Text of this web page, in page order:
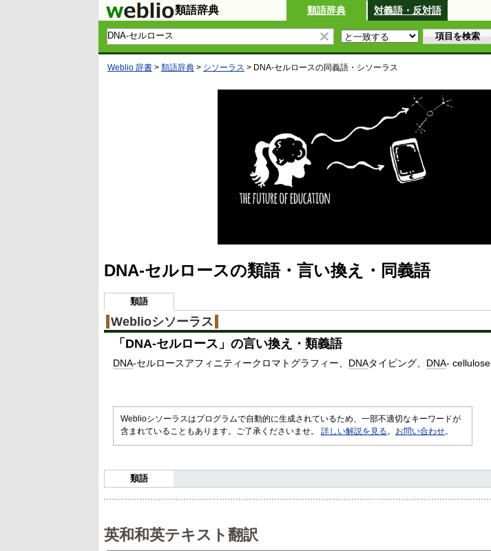
類語辞典 類語辞典 対義語・反対語
Weblio 辞書 > 類語辞典 > シソーラス > DNA-セルロースの同義語・シソーラス
DNA-セルロースの類語・言い換え・同義語
類語
Weblioシソーラス
「 DNA-セルロース 」の言い換え・類義語
DNA-セルロースアフィニティークロマトグラフィー DNAタイピング DNA- cellulose
Weblioシソーラスはプログラムで自動的に生成されているため、一部不適切なキーワードが
含まれていることもあります。ご了承くださいませ。 詳しい解説を見る 。 お問い合わせ。
類語
英和和英テキスト翻訳